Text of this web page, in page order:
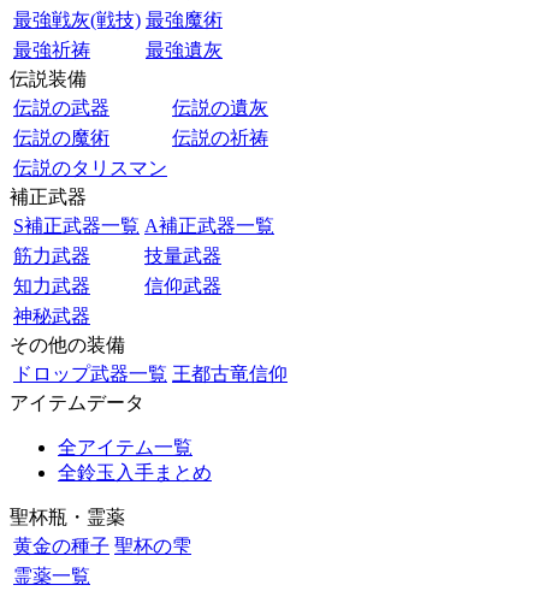
最強戦灰(戦技) 最強魔術
最強祈祷
最強遺灰
伝説装備
伝説の武器
伝説の遺灰
伝説の魔術
伝説の祈祷
伝説のタリスマン
補正武器
S補正武器一覧 A補正武器一覧
筋力武器
技量武器
知力武器
信仰武器
神秘武器
その他の装備
ドロップ武器一覧 王都古竜信仰
アイテムデータ
全アイテム一覧
全鈴玉入手まとめ
聖杯瓶・霊薬
黄金の種子 聖杯の雫
霊薬一覧